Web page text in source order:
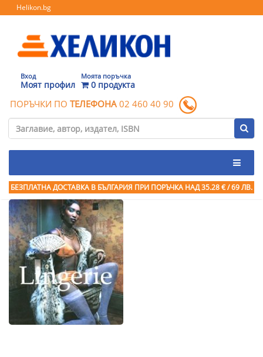
Helikon.bg
Вход
Моят профил
Моята поръчка
0 продукта
ПОРЪЧКИ ПО ТЕЛЕФОНА 02 460 40 90
БЕЗПЛАТНА ДОСТАВКА В БЪЛГАРИЯ ПРИ ПОРЪЧКА НАД 35.28 € / 69 ЛВ.